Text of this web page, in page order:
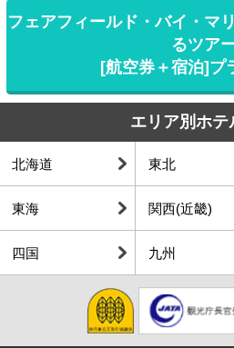
フェアフィールド・バイ・マ
るツア
[航空券＋宿泊]プ
エリア別ホテ
北海道 東北
東海 関西(近畿)
四国 九州